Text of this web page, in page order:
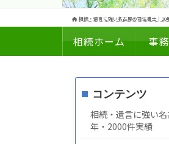
相続・遺言に強い名古屋の司法書士｜20
相続ホーム 事
コンテンツ
相続・遺言に強い
年・2000件実績